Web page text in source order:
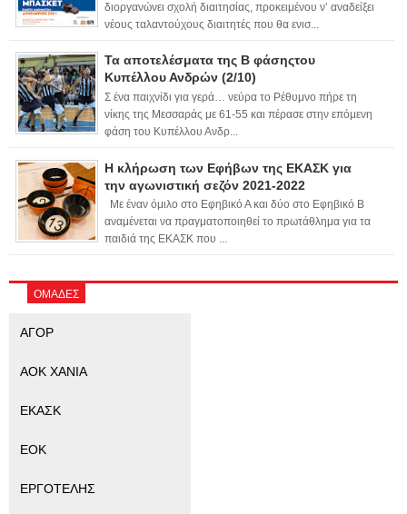
διοργανώνει σχολή διαιτησίας, προκειμένου ν’ αναδείξει
νέους ταλαντούχους διαιτητές που θα ενισ...
Τα αποτελέσματα της Β φάσηςτου
Κυπέλλου Ανδρών (2/10)
Σ ένα παιχνίδι για γερά… νεύρα το Ρέθυμνο πήρε τη
νίκης της Μεσσαράς με 61-55 και πέρασε στην επόμενη
φάση του Κυπέλλου Ανδρ...
Η κλήρωση των Εφήβων της ΕΚΑΣΚ για
την αγωνιστική σεζόν 2021-2022
Με έναν όμιλο στο Εφηβικό Α και δύο στο Εφηβικό Β
αναμένεται να πραγματοποιηθεί το πρωτάθλημα για τα
παιδιά της ΕΚΑΣΚ που ...
ΟΜΑΔΕΣ
ΑΓΟΡ
ΑΟΚ ΧΑΝΙΑ
ΕΚΑΣΚ
ΕΟΚ
ΕΡΓΟΤΕΛΗΣ